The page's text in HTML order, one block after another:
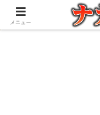
アウトドアとガジェ
メニュー